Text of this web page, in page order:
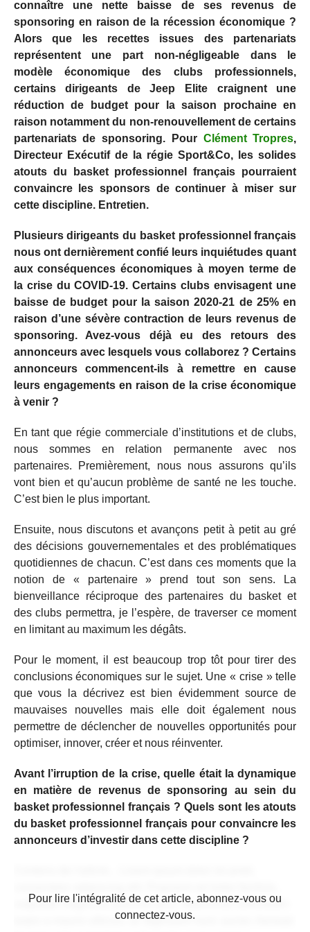
connaître une nette baisse de ses revenus de
sponsoring en raison de la récession économique ?
Alors que les recettes issues des partenariats
représentent une part non-négligeable dans le
modèle économique des clubs professionnels,
certains dirigeants de Jeep Elite craignent une
réduction de budget pour la saison prochaine en
raison notamment du non-renouvellement de certains
partenariats de sponsoring. Pour Clément Tropres,
Directeur Exécutif de la régie Sport&Co, les solides
atouts du basket professionnel français pourraient
convaincre les sponsors de continuer à miser sur
cette discipline. Entretien.
Plusieurs dirigeants du basket professionnel français
nous ont dernièrement confié leurs inquiétudes quant
aux conséquences économiques à moyen terme de
la crise du COVID-19. Certains clubs envisagent une
baisse de budget pour la saison 2020-21 de 25% en
raison d’une sévère contraction de leurs revenus de
sponsoring. Avez-vous déjà eu des retours des
annonceurs avec lesquels vous collaborez ? Certains
annonceurs commencent-ils à remettre en cause
leurs engagements en raison de la crise économique
à venir ?
En tant que régie commerciale d’institutions et de clubs,
nous sommes en relation permanente avec nos
partenaires. Premièrement, nous nous assurons qu’ils
vont bien et qu’aucun problème de santé ne les touche.
C’est bien le plus important.
Ensuite, nous discutons et avançons petit à petit au gré
des décisions gouvernementales et des problématiques
quotidiennes de chacun. C’est dans ces moments que la
notion de « partenaire » prend tout son sens. La
bienveillance réciproque des partenaires du basket et
des clubs permettra, je l’espère, de traverser ce moment
en limitant au maximum les dégâts.
Pour le moment, il est beaucoup trop tôt pour tirer des
conclusions économiques sur le sujet. Une « crise » telle
que vous la décrivez est bien évidemment source de
mauvaises nouvelles mais elle doit également nous
permettre de déclencher de nouvelles opportunités pour
optimiser, innover, créer et nous réinventer.
Avant l’irruption de la crise, quelle était la dynamique
en matière de revenus de sponsoring au sein du
basket professionnel français ? Quels sont les atouts
du basket professionnel français pour convaincre les
annonceurs d’investir dans cette discipline ?
vulputate magna at, pulvinar arcu. Maecenas sollicitudin
turpis a mauris ultrices, ac dignissim nunc auctor. Aenean
CONTENU RÉSERVÉ AUX
ABONNÉS
Pour lire l'intégralité de cet article, abonnez-vous ou
connectez-vous.